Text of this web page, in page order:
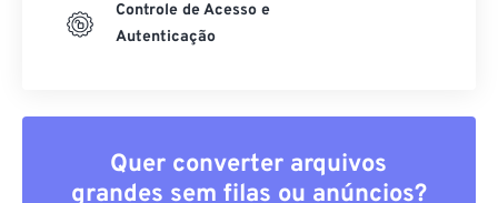
Controle de Acesso e
Autenticação
Quer converter arquivos
grandes sem filas ou anúncios?